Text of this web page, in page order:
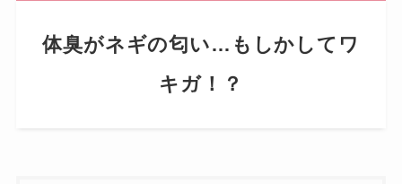
体臭がネギの匂い…もしかしてワ
キガ！？